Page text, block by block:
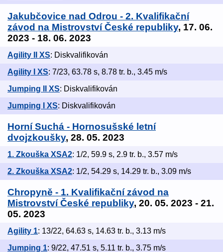
Jakubčovice nad Odrou - 2. Kvalifikační
závod na Mistrovství České republiky, 17. 06.
2023 - 18. 06. 2023
Agility II XS: Diskvalifikován
Agility I XS: 7/23, 63.78 s, 8.78 tr. b., 3.45 m/s
Jumping II XS: Diskvalifikován
Jumping I XS: Diskvalifikován
Horní Suchá - Hornosušské letní
dvojzkoušky, 28. 05. 2023
1. Zkouška XSA2: 1/2, 59.9 s, 2.9 tr. b., 3.57 m/s
2. Zkouška XSA2: 1/2, 54.29 s, 14.29 tr. b., 3.09 m/s
Chropyně - 1. Kvalifikační závod na
Mistrovství České republiky, 20. 05. 2023 - 21.
05. 2023
Agility 1: 13/22, 64.63 s, 14.63 tr. b., 3.13 m/s
Jumping 1: 9/22, 47.51 s, 5.11 tr. b., 3.75 m/s